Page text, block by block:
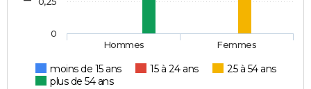
moins de 15 ans 15 à 24 ans
25 à 54 ans
plus de 54 ans
Hommes Femmes
0